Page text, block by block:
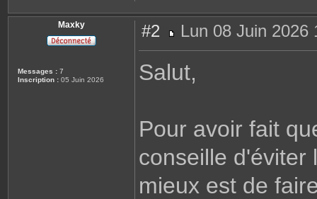
Maxky
Messages : 7
Inscription : 05 Juin 2026
#2
e
Lun 08 Juin 2026
Salut,
Pour avoir fait
conseille d'éviter
mieux est de